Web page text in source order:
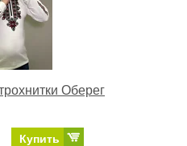
Оберег
Купить